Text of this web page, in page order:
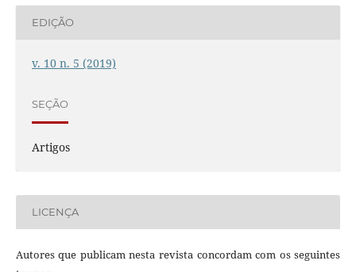
EDIÇÃO
v. 10 n. 5 (2019)
SEÇÃO
Artigos
LICENÇA
Autores que publicam nesta revista concordam com os seguintes